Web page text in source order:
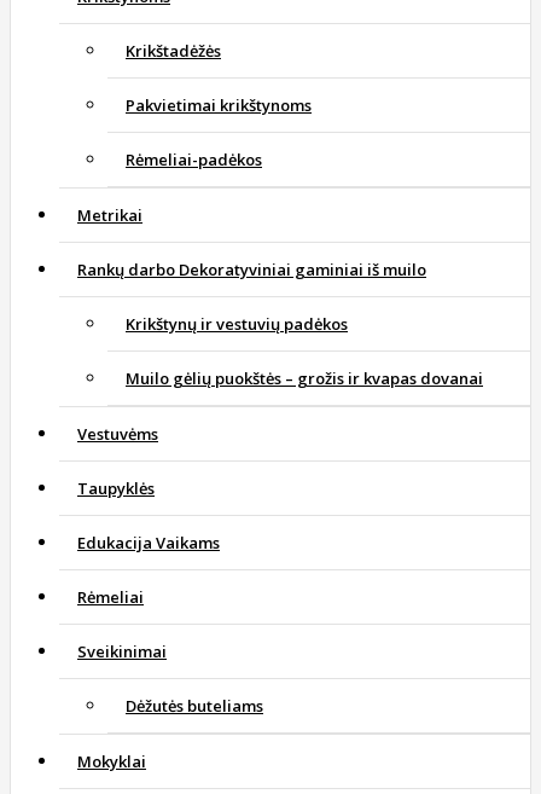
Krikštadėžės
Pakvietimai krikštynoms
Rėmeliai-padėkos
Metrikai
Rankų darbo Dekoratyviniai gaminiai iš muilo
Krikštynų ir vestuvių padėkos
Muilo gėlių puokštės – grožis ir kvapas dovanai
Vestuvėms
Taupyklės
Edukacija Vaikams
Rėmeliai
Sveikinimai
Dėžutės buteliams
Mokyklai